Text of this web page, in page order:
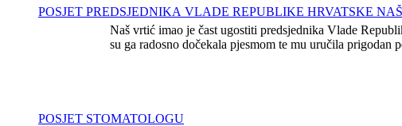
POSJET PREDSJEDNIKA VLADE REPUBLIKE HRVATSKE
Naš vrtić imao je čast ugostiti predsjednika Vlade
su ga radosno dočekala pjesmom te mu uručila
POSJET STOMATOLOGU